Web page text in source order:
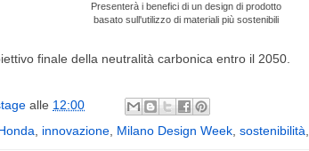
Presenterà i benefici di un design di prodotto
basato sull'utilizzo di materiali più sostenibili
finale della neutralità carbonica entro il 2050.
alle 12:00
, innovazione, Milano Design Week, sostenibilità,